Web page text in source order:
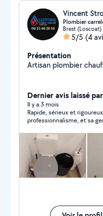
Vincent
Plombier
Brest (Loscoat)
5/5 (4
Présentation
Artisan plombier
Dernier avis laissé
Il y a 3 mois
Rapide, sérieux et